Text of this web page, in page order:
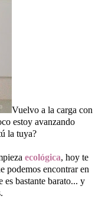
Vuelvo a la carga con
estoy avanzando
la tuya?
ecológica, hoy te
podemos encontrar en
es bastante barato... y